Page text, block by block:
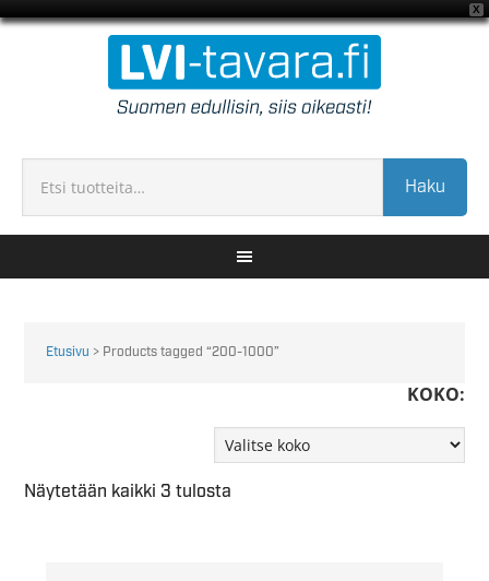
X
Haku
Etusivu > Products tagged “200-1000”
KOKO:
Näytetään kaikki 3 tulosta